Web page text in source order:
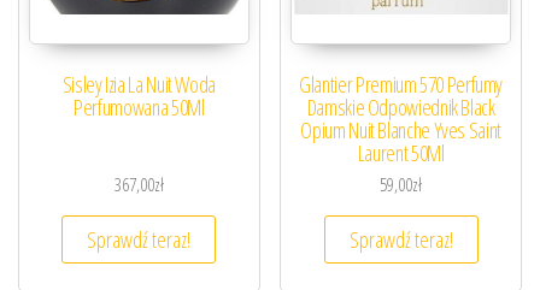
Sisley Izia La Nuit Woda
Perfumowana 50Ml
367,00zł
Sprawdź teraz!
Glantier Premium 570 Perfumy
Damskie Odpowiednik Black
Opium Nuit Blanche Yves Saint
Laurent 50Ml
59,00zł
Sprawdź teraz!